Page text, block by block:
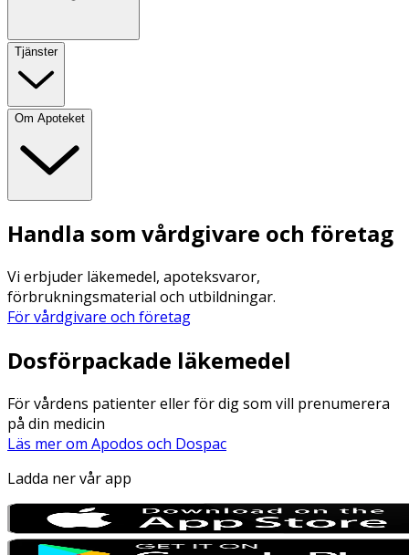
Tjänster
Om Apoteket
Handla som vårdgivare och företag
Vi erbjuder läkemedel, apoteksvaror,
förbrukningsmaterial och utbildningar.
För vårdgivare och företag
Dosförpackade läkemedel
För vårdens patienter eller för dig som vill prenumerera
på din medicin
Läs mer om Apodos och Dospac
Ladda ner vår app